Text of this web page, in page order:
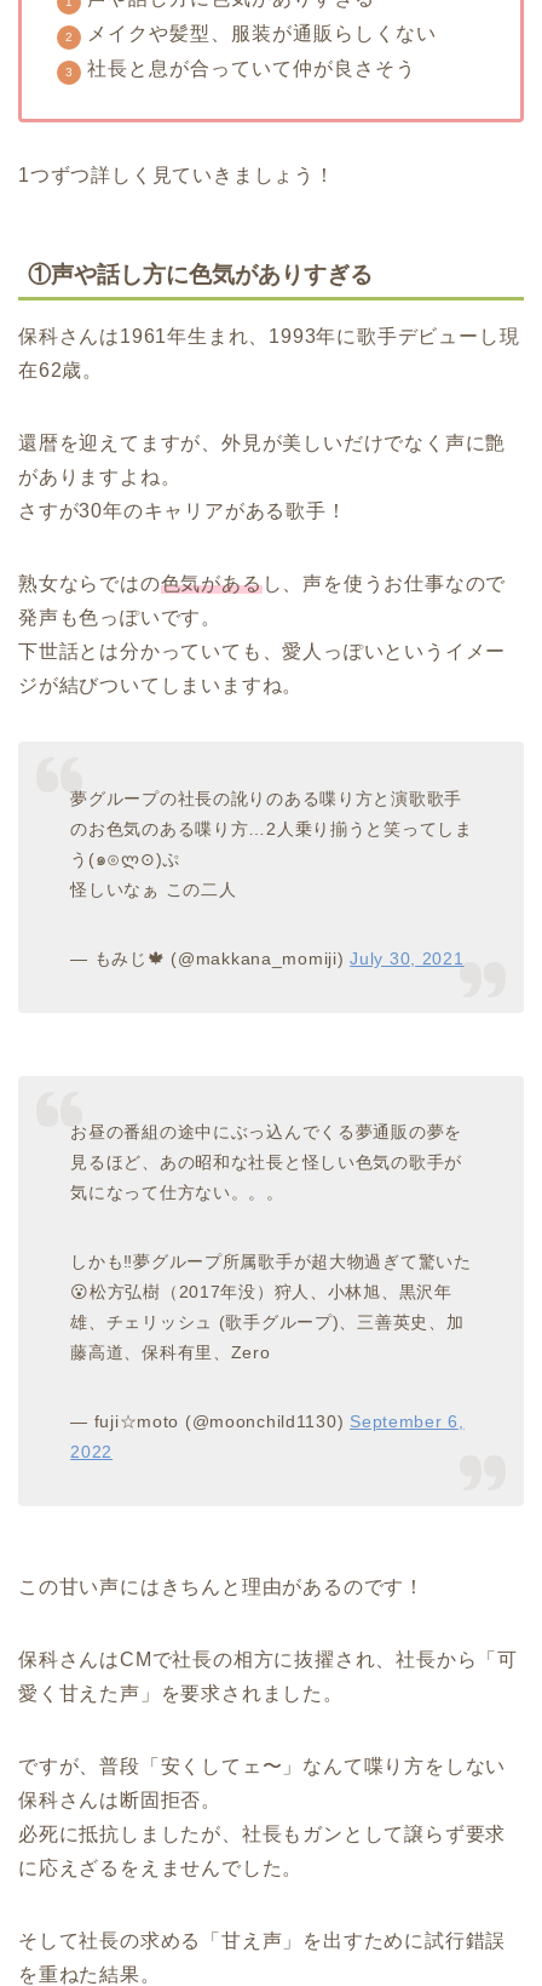
メイクや髪型、服装が通販らしくない
社長と息が合っていて仲が良さそう
1つずつ詳しく見ていきましょう！
①声や話し方に色気がありすぎる
保科さんは1961年生まれ、1993年に歌手デビューし現
在62歳。
還暦を迎えてますが、外見が美しいだけでなく声に艶
がありますよね。
さすが30年のキャリアがある歌手！
熟女ならではの色気があるし、声を使うお仕事なので
発声も色っぽいです。
下世話とは分かっていても、愛人っぽいというイメー
ジが結びついてしまいますね。
夢グループの社長の訛りのある喋り方と演歌歌手
のお色気のある喋り方…2人乗り揃うと笑ってしま
う(๑⊙ლ⊙)ぷ
怪しいなぁ この二人
— もみじ🍁 (@makkana_momiji)July 30, 2021
お昼の番組の途中にぶっ込んでくる夢通販の夢を
見るほど、あの昭和な社長と怪しい色気の歌手が
気になって仕方ない。。。
しかも‼️夢グループ所属歌手が超大物過ぎて驚いた
😮松方弘樹（2017年没）狩人、小林旭、黒沢年
雄、チェリッシュ (歌手グループ)、三善英史、加
藤高道、保科有里、Zero
— fuji☆moto (@moonchild1130) September 6,
2022
この甘い声にはきちんと理由があるのです！
保科さんはCMで社長の相方に抜擢され、社長から「可
愛く甘えた声」を要求されました。
ですが、普段「安くしてェ〜」なんて喋り方をしない
保科さんは断固拒否。
必死に抵抗しましたが、社長もガンとして譲らず要求
に応えざるをえませんでした。
そして社長の求める「甘え声」を出すために試行錯誤
を重ねた結果。